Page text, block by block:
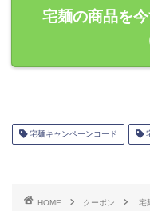
宅麺の商品を
宅麺キャンペーンコード
HOME クーポン 宅